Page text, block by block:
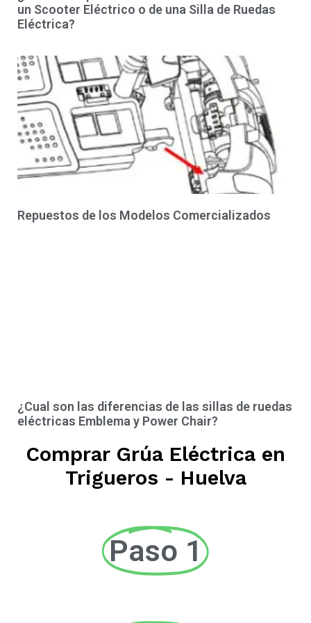
un Scooter Eléctrico o de una Silla de Ruedas
Eléctrica?
Repuestos de los Modelos Comercializados
¿Cual son las diferencias de las sillas de ruedas
eléctricas Emblema y Power Chair?
Comprar Grúa Eléctrica en
Trigueros - Huelva
Paso 1